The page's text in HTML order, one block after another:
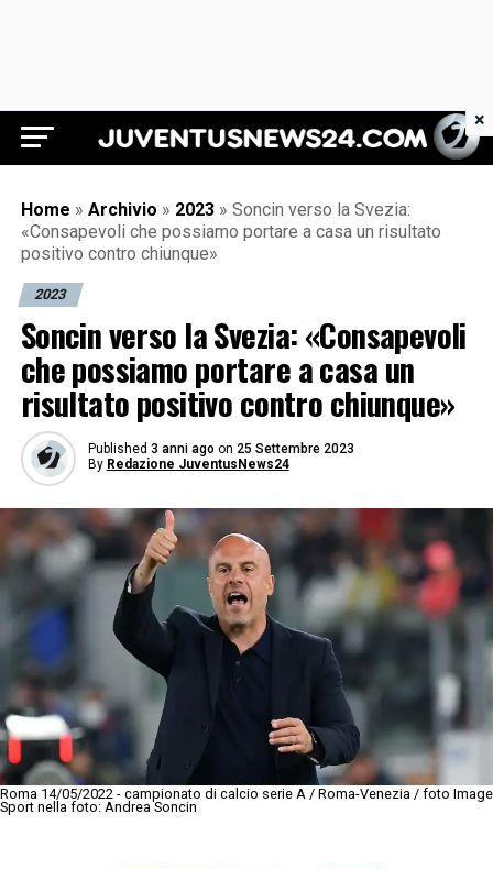
Juventus News 24
Home » Archivio » 2023 » Soncin verso la Svezia:
«Consapevoli che possiamo portare a casa un risultato
positivo contro chiunque»
2023
Soncin verso la Svezia: «Consapevoli
che possiamo portare a casa un
risultato positivo contro chiunque»
Published 3 anni ago on 25 Settembre 2023
By Redazione JuventusNews24
Roma 14/05/2022 - campionato di calcio serie A / Roma-Venezia / foto Image
Sport nella foto: Andrea Soncin
×